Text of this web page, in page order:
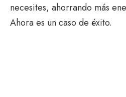
necesites, ahorrando más
Ahora es un caso de éxito.